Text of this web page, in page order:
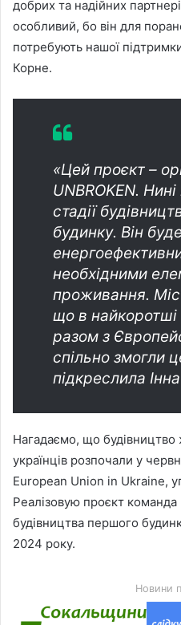
добрих та надійних
особливий, бо він для
потребують нашої
Корне.
«Цей проєкт –
UNBROKEN.
стадії
будинку. Він
необхідними
проживання.
що в найкоротші
разом з
спільно змогли
підкреслила
Нагадаємо, що
українців розпочали у
European Union in Ukraine,
Реалізовую проєкт
будівництва першого
2024 року.
Новини